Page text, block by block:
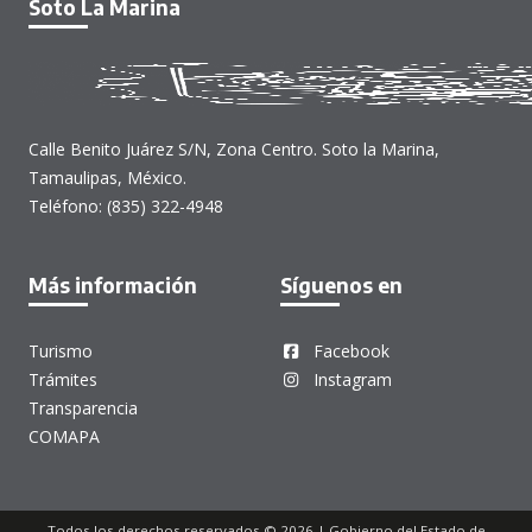
Soto La Marina
Calle Benito Juárez S/N, Zona Centro. Soto la Marina,
Tamaulipas, México.
Teléfono: (835) 322-4948
Más información
Turismo
Trámites
Transparencia
COMAPA
Síguenos en
Facebook
Instagram